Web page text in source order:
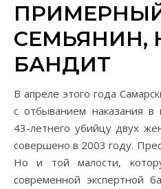
СЕМЬЯНИН,
БАНДИТ
В апреле этого года
с отбыванием наказания в
43-летнего убийцу двух
совершено в 2003 году.
Но и той малости,
современной экспертной